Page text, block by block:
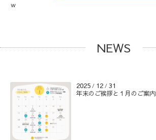
ｗ
NEWS
2025 / 12 / 31
年末のご挨拶と１月のご案内